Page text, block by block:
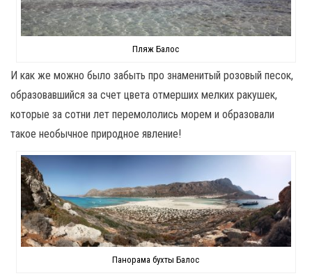
Пляж Балос
И как же можно было забыть про знаменитый розовый песок,
образовавшийся за счет цвета отмерших мелких ракушек,
которые за сотни лет перемололись морем и образовали
такое необычное природное явление!
Панорама бухты Балос